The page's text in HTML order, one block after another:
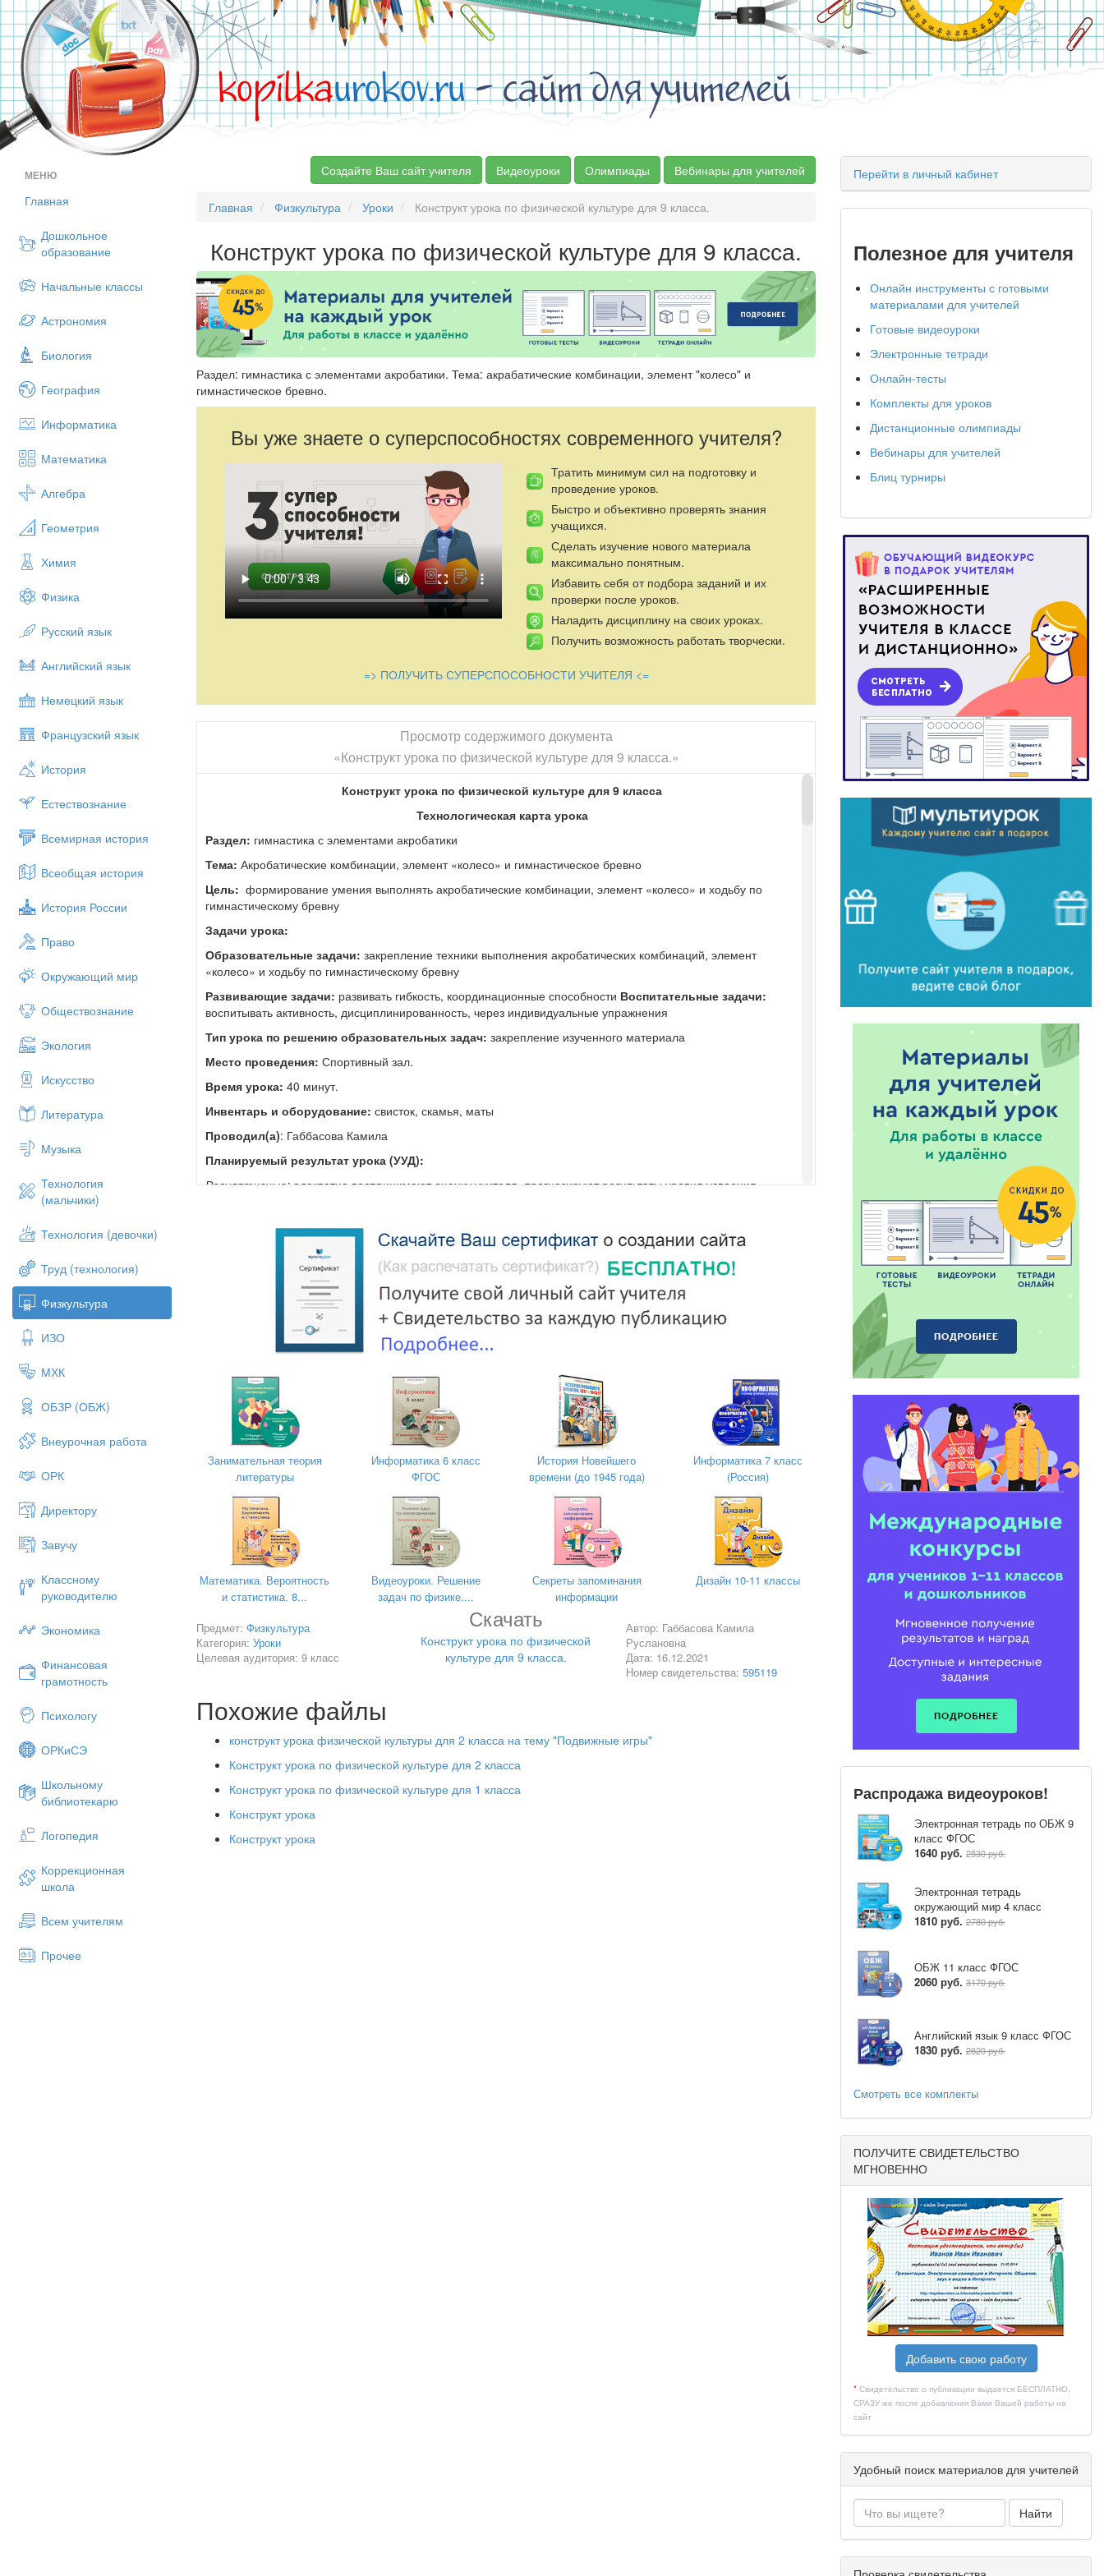
kopilkaurokov.ru- сайт для учителей
МЕНЮ
Главная
Дошкольное
образование
Начальные классы
Астрономия
Биология
География
Информатика
Математика
Алгебра
Геометрия
Химия
Физика
Русский язык
Английский язык
Немецкий язык
Французский язык
История
Естествознание
Всемирная история
Всеобщая история
История России
Право
Окружающий мир
Обществознание
Экология
Искусство
Литература
Музыка
Технология
(мальчики)
Технология (девочки)
Труд (технология)
Физкультура
ИЗО
МХК
ОБЗР (ОБЖ)
Внеурочная работа
ОРК
Директору
Завучу
Классному
руководителю
Экономика
Финансовая
грамотность
Психологу
ОРКиСЭ
Школьному
библиотекарю
Логопедия
Коррекционная
школа
Всем учителям
Прочее
Создайте Ваш сайт учителя Видеоуроки Олимпиады Вебинары для учителей
Главная Физкультура Уроки Конструкт урока по физической культуре для 9 класса.
Конструкт урока по физической культуре для 9 класса.
Раздел: гимнастика с элементами акробатики. Тема: акрабатические комбинации, элемент "колесо" и
гимнастическое бревно.
Вы уже знаете о суперспособностях современного учителя?
Тратить минимум сил на подготовку и
проведение уроков.
Быстро и объективно проверять знания
учащихся.
Сделать изучение нового материала
максимально понятным.
Избавить себя от подбора заданий и их
проверки после уроков.
Наладить дисциплину на своих уроках.
Получить возможность работать творчески.
=> ПОЛУЧИТЬ СУПЕРСПОСОБНОСТИ УЧИТЕЛЯ <=
Просмотр содержимого документа
«Конструкт урока по физической культуре для 9 класса.»
Конструкт урока по физической культуре для 9 класса
Технологическая карта урока
Раздел: гимнастика с элементами акробатики
Тема: Акробатические комбинации, элемент «колесо» и гимнастическое бревно
Цель: формирование умения выполнять акробатические комбинации, элемент «колесо» и ходьбу по
гимнастическому бревну
Задачи урока:
Образовательные задачи: закрепление техники выполнения акробатических комбинаций, элемент
«колесо» и ходьбу по гимнастическому бревну
Развивающие задачи: развивать гибкость, координационные способности Воспитательные задачи:
воспитывать активность, дисциплинированность, через индивидуальные упражнения
Тип урока по решению образовательных задач: закрепление изученного материала
Место проведения: Спортивный зал.
Время урока: 40 минут.
Инвентарь и оборудование: свисток, скамья, маты
Проводил(а): Габбасова Камила
Планируемый результат урока (УУД):
Регулятивные: адекватно воспринимают оценку учителя, прогнозируют результаты уровня усвоения
: работа группе, в команде, постоянное общение и взаимосвязь между учителем и
: проявлять дисциплинированность, трудолюбие и упорство в достижении поставленных целей;
оказывать бескорыстную помощь своим сверстникам, находить с ними общий язык и общие интересы;
анализ собственной деятельности на уроке
Часть урока Содержание Дозировка
Подготовительная
-Построение
-Сообщение цели и задач.
1) на носках, руки вверх;
2) на пятках, руки на поясе;
3) на внешней стороне стопы, руки
на поясе;
4) на внутренней стороне стопы,
1.И.п.- стойка ноги врозь.
1-наклон
головы вправо
2-то же влево
2 мин
2 мин
Метод организации
учащихся
фронтальный
Методы и приемы
Словесный (объяснение
задания),
Наглядный (показ),
Практический
(выполнение
упражнений)
Обратить внимание на
наличие спортивной
одежды.
Занимательная теория
литературы
Информатика 6 класс
ФГОС
История Новейшего
времени (до 1945 года)
Информатика 7 класс
(Россия)
Математика. Вероятность
и статистика. 8...
Видеоуроки. Решение
задач по физике....
Секреты запоминания
информации
Дизайн 10-11 классы
Предмет: Физкультура
Категория: Уроки
Целевая аудитория: 9 класс
Скачать
Конструкт урока по физической
культуре для 9 класса.
Автор: Габбасова Камила
Руслановна
Дата: 16.12.2021
Номер свидетельства: 595119
Похожие файлы
конструкт урока физической культуры для 2 класса на тему "Подвижные игры"
Конструкт урока по физической культуре для 2 класса
Конструкт урока по физической культуре для 1 класса
Конструкт урока
Конструкт урока
Перейти в личный кабинет
Полезное для учителя
Онлайн инструменты с готовыми
материалами для учителей
Готовые видеоуроки
Электронные тетради
Онлайн-тесты
Комплекты для уроков
Дистанционные олимпиады
Вебинары для учителей
Блиц турниры
Распродажа видеоуроков!
Электронная тетрадь по ОБЖ 9
класс ФГОС
1640 руб. 2530 руб.
Электронная тетрадь
окружающий мир 4 класс
1810 руб. 2780 руб.
ОБЖ 11 класс ФГОС
2060 руб. 3170 руб.
Английский язык 9 класс ФГОС
1830 руб. 2820 руб.
Смотреть все комплекты
ПОЛУЧИТЕ СВИДЕТЕЛЬСТВО
МГНОВЕННО
Добавить свою работу
* Свидетельство о публикации выдается БЕСПЛАТНО,
СРАЗУ же после добавления Вами Вашей работы на
сайт
Удобный поиск материалов для учителей
Найти